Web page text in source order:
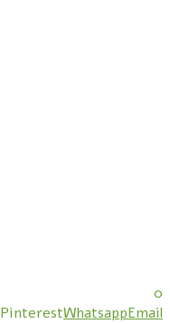
0
PinterestWhatsappEmail